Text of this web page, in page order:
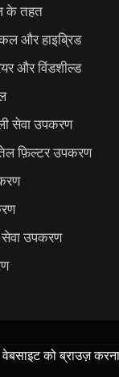
को ब्राउज़
के तहत
और हाइब्रिड
और विंडशील्ड
सेवा उपकरण
फ़िल्टर उपकरण
सेवा उपकरण